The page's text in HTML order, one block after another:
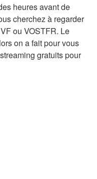
heures avant de
cherchez à regarder
ou VOSTFR. Le
on a fait pour vous
gratuits pour